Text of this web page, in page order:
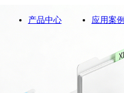
产品中心 应用案例